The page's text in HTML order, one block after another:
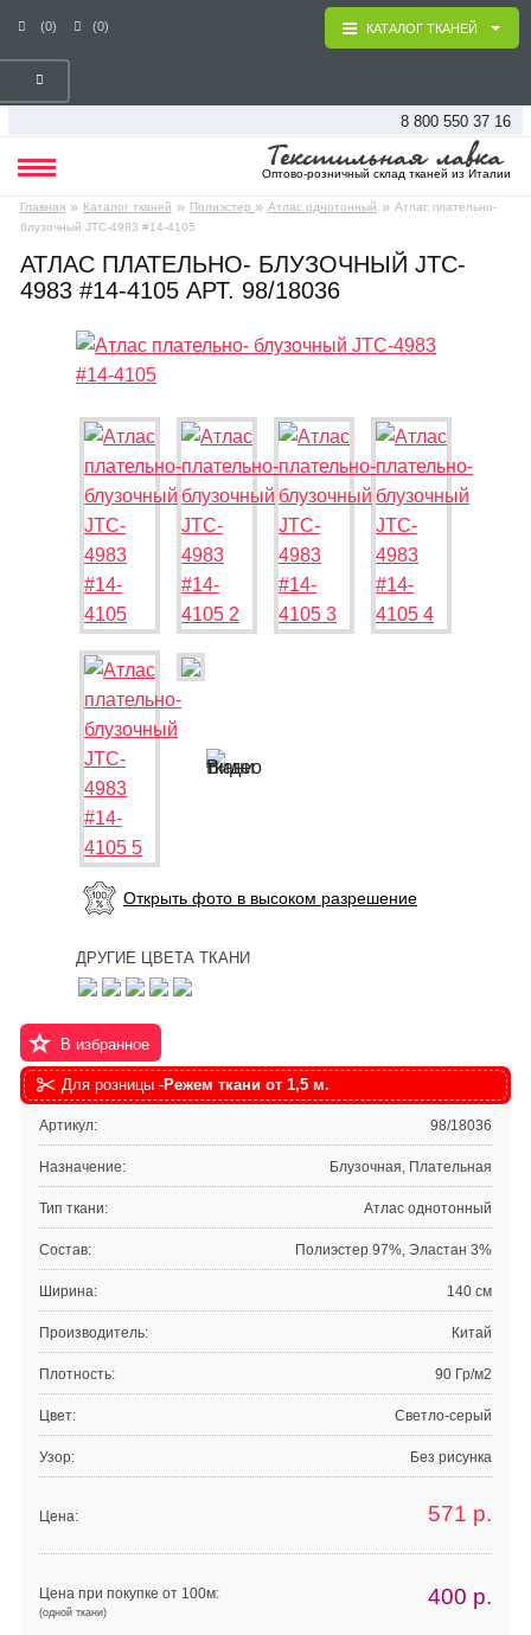
(0) (0)
8 800 550 37 16
Оптово-розничный склад тканей из Италии
Главная » Каталог тканей » Полиэстер » Атлас однотонный » Атлас плательно-
блузочный JTC-4983 #14-4105
КАТАЛОГ ТКАНЕЙ
АТЛАС ПЛАТЕЛЬНО- БЛУЗОЧНЫЙ JTC-
4983 #14-4105 АРТ. 98/18036
Открыть фото в высоком разрешение
ДРУГИЕ ЦВЕТА ТКАНИ
В избранное
Для розницы -Режем ткани от 1,5 м.
Артикул: 98/18036
Назначение: Блузочная, Плательная
Тип ткани: Атлас однотонный
Состав: Полиэстер 97%, Эластан 3%
Ширина: 140 см
Производитель: Китай
Плотность: 90 Гр/м2
Цвет: Светло-серый
Узор: Без рисунка
Цена: 571 р.
Цена при покупке от 100м:
(одной ткани)
400 р.